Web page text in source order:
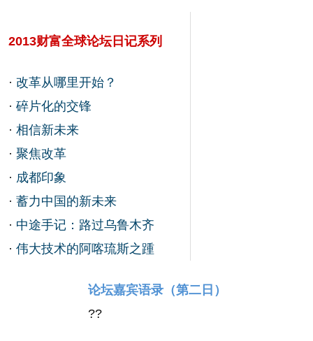
2013财富全球论坛日记系列
· 改革从哪里开始？
· 碎片化的交锋
· 相信新未来
· 聚焦改革
· 成都印象
· 蓄力中国的新未来
· 中途手记：路过乌鲁木齐
· 伟大技术的阿喀琉斯之踵
论坛嘉宾语录（第二日）
??